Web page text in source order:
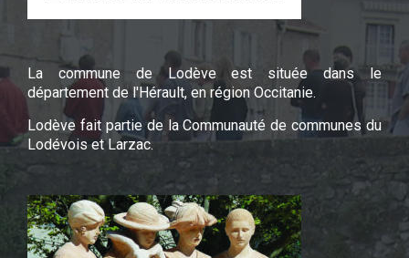
La commune de Lodève est située dans le
département de l'Hérault, en région Occitanie.
Lodève fait partie de la Communauté de communes du
Lodévois et Larzac.